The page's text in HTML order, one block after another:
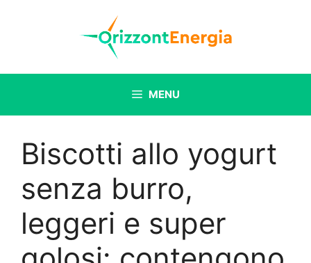
MENU
Biscotti allo yogurt
senza burro,
leggeri e super